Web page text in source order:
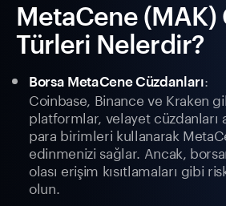
MetaCene (MAK)
Türleri Nelerdir?
Borsa MetaCene Cüzdanları:
Coinbase, Binance ve Kraken
platformlar, velayet cüzdanları
para birimleri kullanarak
edinmenizi sağlar. Ancak,
olası erişim kısıtlamaları gibi
olun.